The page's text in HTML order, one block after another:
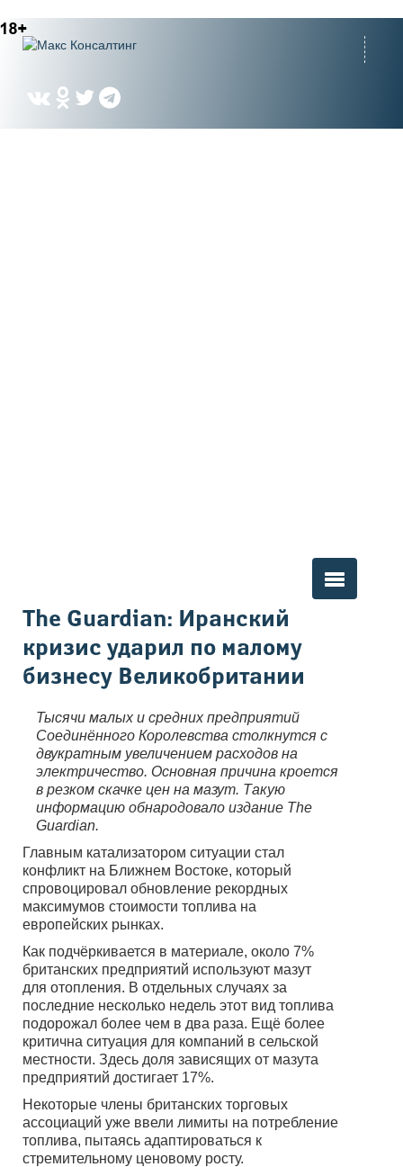
Вы здесь
The Guardian: Иранский
кризис ударил по малому
бизнесу Великобритании
Тысячи малых и средних предприятий
Соединённого Королевства столкнутся с
двукратным увеличением расходов на
электричество. Основная причина кроется
в резком скачке цен на мазут. Такую
информацию обнародовало издание The
Guardian.
Главным катализатором ситуации стал
конфликт на Ближнем Востоке, который
спровоцировал обновление рекордных
максимумов стоимости топлива на
европейских рынках.
Как подчёркивается в материале, около 7%
британских предприятий используют мазут
для отопления. В отдельных случаях за
последние несколько недель этот вид топлива
подорожал более чем в два раза. Ещё более
критична ситуация для компаний в сельской
местности. Здесь доля зависящих от мазута
предприятий достигает 17%.
Некоторые члены британских торговых
ассоциаций уже ввели лимиты на потребление
топлива, пытаясь адаптироваться к
стремительному ценовому росту.